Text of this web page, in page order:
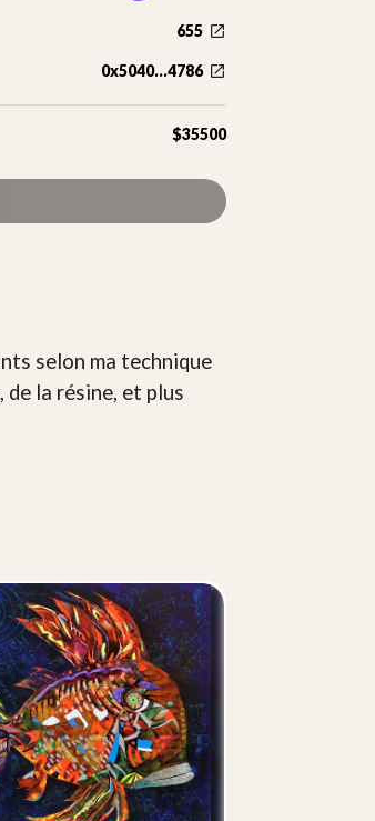
655
0x5040...4786
$35500
selon ma technique
la résine, et plus